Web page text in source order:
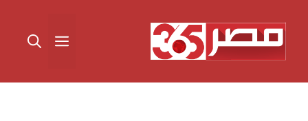
المحتوى القائمة